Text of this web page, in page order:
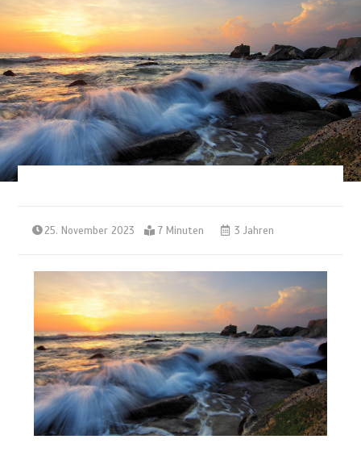
25. November 2023 7 Minuten 3 Jahren